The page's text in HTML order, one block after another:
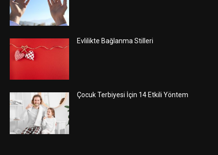
Evlilikte Bağlanma Stilleri
Çocuk Terbiyesi İçin 14 Etkili Yöntem